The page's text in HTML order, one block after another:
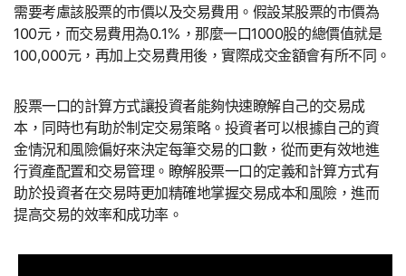
需要考慮該股票的市價以及交易費用。假設某股票的市價為
100元，而交易費用為0.1%，那麼一口1000股的總價值就是
100,000元，再加上交易費用後，實際成交金額會有所不同。
股票一口的計算方式讓投資者能夠快速瞭解自己的交易成
本，同時也有助於制定交易策略。投資者可以根據自己的資
金情況和風險偏好來決定每筆交易的口數，從而更有效地進
行資產配置和交易管理。瞭解股票一口的定義和計算方式有
助於投資者在交易時更加精確地掌握交易成本和風險，進而
提高交易的效率和成功率。